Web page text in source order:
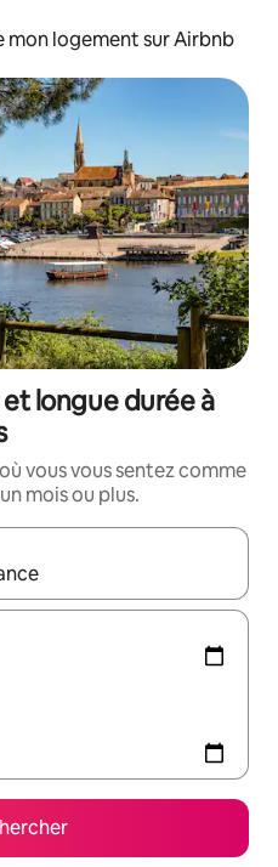
mon logement sur Airbnb
longue durée à
vous vous sentez comme
mois ou plus.
utilisez les flèches vers le